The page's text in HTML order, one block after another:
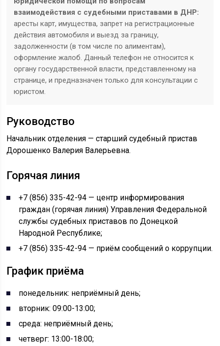
взаимодействия с судебными приставами в ДНР:
аресты карт, имущества, запрет на регистрационные
действия автомобиля и выезд за границу,
задолженности (в том числе по алиментам),
оформление жалоб. Данный телефон не относится к
органу государственной власти, представленному на
странице, и предназначен только для консультации с
юристом.
Руководство
Начальник отделения — старший судебный пристав
Дорошенко Валерия Валерьевна.
Горячая линия
+7 (856) 335-42-94 — центр информирования
граждан (горячая линия) Управления Федеральной
службы судебных приставов по Донецкой
Народной Республике;
+7 (856) 335-42-94 — приём сообщений о коррупции.
График приёма
понедельник: неприёмный день;
вторник: 09:00-13:00;
среда: неприёмный день;
четверг: 13:00-18:00;